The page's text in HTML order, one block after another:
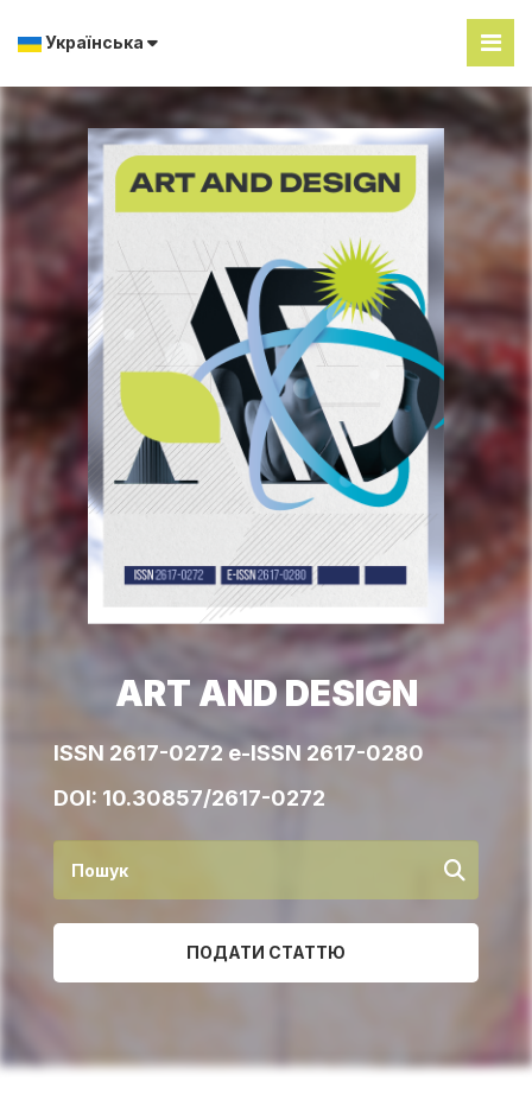
Українська
ART AND DESIGN
ISSN 2617-0272 e-ISSN 2617-0280
DOI: 10.30857/2617-0272
ПОДАТИ СТАТТЮ